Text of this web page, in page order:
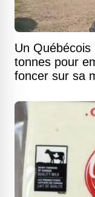
Un
tonnes pour
foncer sur sa